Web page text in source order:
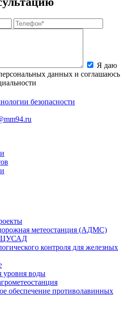
Я даю
данных и соглашаюсь
безопасности
метеостанция (АДМС)
ЦУСАД
контроля для железных
уровня воды
обеспечение противолавинных